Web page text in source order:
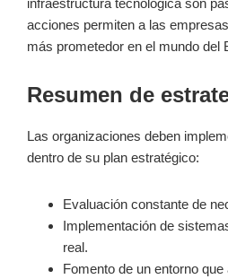
acciones permiten a las
más prometedor en el mundo del
Resumen de
Las organizaciones deben
dentro de su plan estratégico:
Evaluación constante de
Implementación de
real.
Fomento de un entorno